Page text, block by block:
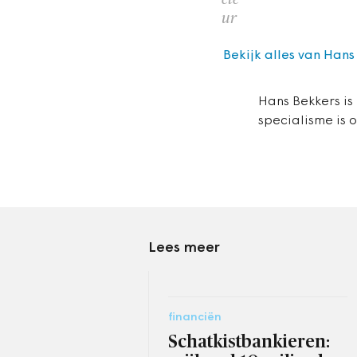
ur
Hans Bekkers
specialisme is
Bekijk alles van Hans
Lees meer
financiën
Schatkistbankieren: